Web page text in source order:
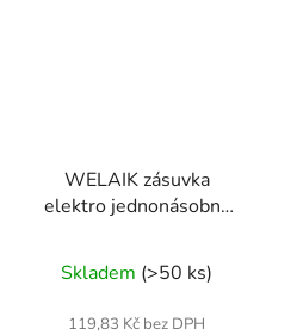
WELAIK zásuvka
elektro jednonásobná
Skladem (>50 ks)
119,83 Kč bez DPH